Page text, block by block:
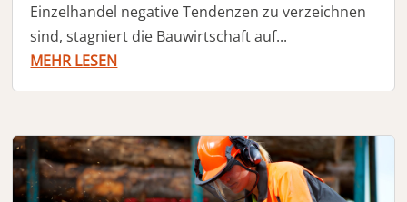
Einzelhandel negative Tendenzen zu verzeichnen
sind, stagniert die Bauwirtschaft auf...
MEHR LESEN